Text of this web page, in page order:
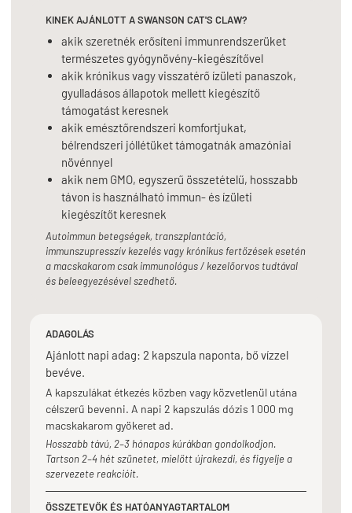
KINEK AJÁNLOTT A SWANSON CAT'S CLAW?
akik szeretnék erősíteni immunrendszerüket
természetes gyógynövény-kiegészítővel
akik krónikus vagy visszatérő ízületi panaszok,
gyulladásos állapotok mellett kiegészítő
támogatást keresnek
akik emésztőrendszeri komfortjukat,
bélrendszeri jóllétüket támogatnák amazóniai
növénnyel
akik nem GMO, egyszerű összetételű, hosszabb
távon is használható immun- és ízületi
kiegészítőt keresnek
Autoimmun betegségek, transzplantáció,
immunszupresszív kezelés vagy krónikus fertőzések esetén
a macskakarom csak immunológus / kezelőorvos tudtával
és beleegyezésével szedhető.
ADAGOLÁS
Ajánlott napi adag: 2 kapszula naponta, bő vízzel
bevéve.
A kapszulákat étkezés közben vagy közvetlenül utána
célszerű bevenni. A napi 2 kapszulás dózis 1 000 mg
macskakarom gyökeret ad.
Hosszabb távú, 2–3 hónapos kúrákban gondolkodjon.
Tartson 2–4 hét szünetet, mielőtt újrakezdi, és figyelje a
szervezete reakcióit.
ÖSSZETEVŐK ÉS HATÓANYAGTARTALOM